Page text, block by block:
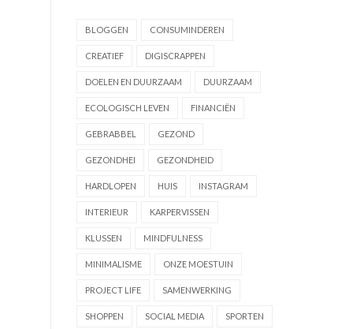
BLOGGEN CONSUMINDEREN
CREATIEF DIGISCRAPPEN
DOELEN EN DUURZAAM DUURZAAM
ECOLOGISCH LEVEN FINANCIËN
GEBRABBEL GEZOND
GEZONDHEI GEZONDHEID
HARDLOPEN HUIS INSTAGRAM
INTERIEUR KARPERVISSEN
KLUSSEN MINDFULNESS
MINIMALISME ONZE MOESTUIN
PROJECT LIFE SAMENWERKING
SHOPPEN SOCIAL MEDIA SPORTEN